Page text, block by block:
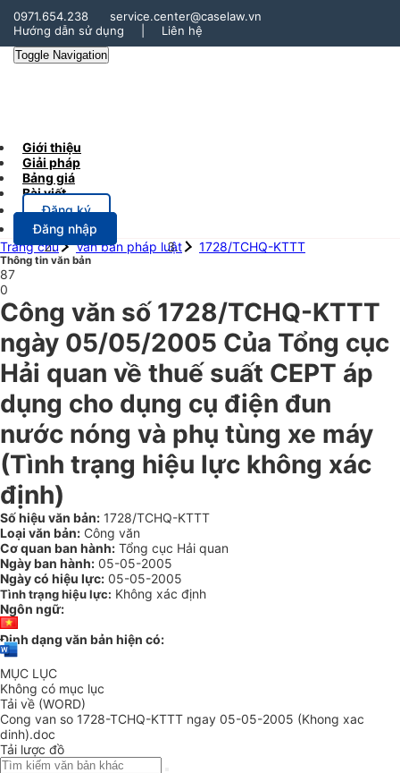
0971.654.238
service.center@caselaw.vn
Hướng dẫn sử dụng
Liên hệ
Toggle Navigation
Giới thiệu
Giải pháp
Bảng giá
Bài viết
Đăng ký
Đăng nhập
Trang chủ
Văn bản pháp luật 1728/TCHQ-KTTT
Thông tin văn bản
87
0
Công văn số 1728/TCHQ-KTTT
ngày 05/05/2005 Của Tổng cục
Hải quan về thuế suất CEPT áp
dụng cho dụng cụ điện đun
nước nóng và phụ tùng xe máy
(Tình trạng hiệu lực không xác
định)
Số hiệu văn bản: 1728/TCHQ-KTTT
Loại văn bản: Công văn
Cơ quan ban hành: Tổng cục Hải quan
Ngày ban hành: 05-05-2005
Ngày có hiệu lực: 05-05-2005
Tình trạng hiệu lực: Không xác định
Ngôn ngữ:
Định dạng văn bản hiện có:
MỤC LỤC
Không có mục lục
Tải về (WORD)
Cong van so 1728-TCHQ-KTTT ngay 05-05-2005 (Khong xac
dinh).doc
Tải lược đồ